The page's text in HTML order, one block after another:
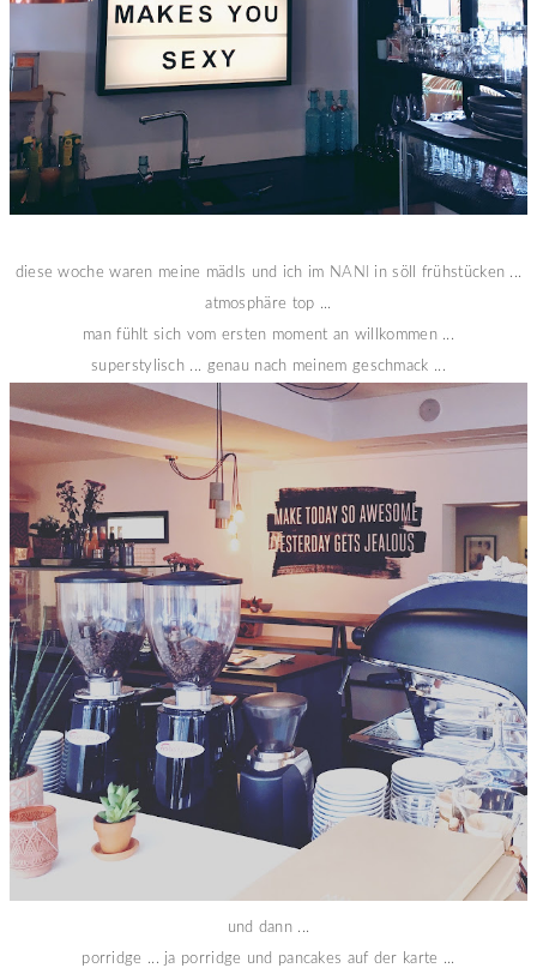
diese woche waren meine mädls und ich im NANI in söll frühstücken ...
atmosphäre top ...
man fühlt sich vom ersten moment an willkommen ...
superstylisch ... genau nach meinem geschmack ...
und dann ...
porridge ... ja porridge und pancakes auf der karte ...